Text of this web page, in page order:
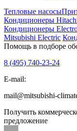
Тепловые насосы
Кондиционеры
Кондиционеры
Mitsubishi Electric
Помощь в подборе
8 (495) 740-23-24
E-mail:
mail@mitsubishi-
Получить
предложение